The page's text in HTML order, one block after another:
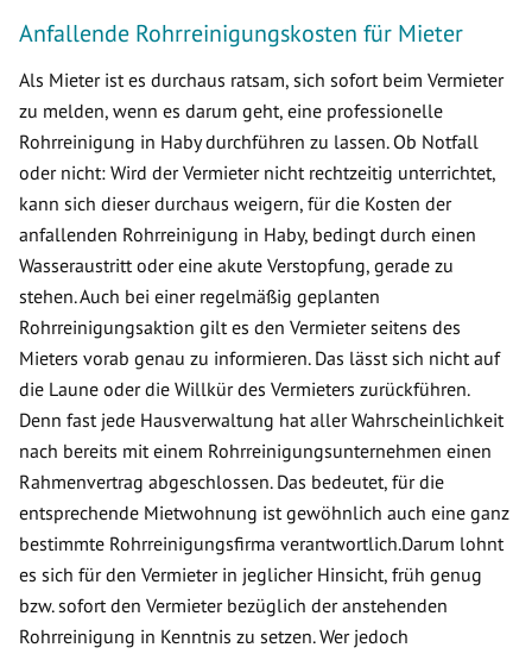
Anfallende Rohrreinigungskosten für Mieter
Als Mieter ist es durchaus ratsam, sich sofort beim Vermieter
zu melden, wenn es darum geht, eine professionelle
Rohrreinigung in Haby durchführen zu lassen. Ob Notfall
oder nicht: Wird der Vermieter nicht rechtzeitig unterrichtet,
kann sich dieser durchaus weigern, für die Kosten der
anfallenden Rohrreinigung in Haby, bedingt durch einen
Wasseraustritt oder eine akute Verstopfung, gerade zu
stehen. Auch bei einer regelmäßig geplanten
Rohrreinigungsaktion gilt es den Vermieter seitens des
Mieters vorab genau zu informieren. Das lässt sich nicht auf
die Laune oder die Willkür des Vermieters zurückführen.
Denn fast jede Hausverwaltung hat aller Wahrscheinlichkeit
nach bereits mit einem Rohrreinigungsunternehmen einen
Rahmenvertrag abgeschlossen. Das bedeutet, für die
entsprechende Mietwohnung ist gewöhnlich auch eine ganz
bestimmte Rohrreinigungsfirma verantwortlich.Darum lohnt
es sich für den Vermieter in jeglicher Hinsicht, früh genug
bzw. sofort den Vermieter bezüglich der anstehenden
Rohrreinigung in Kenntnis zu setzen. Wer jedoch